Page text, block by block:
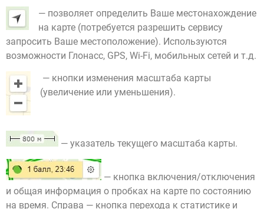
— позволяет определить Ваше местонахождение
на карте (потребуется разрешить сервису
запросить Ваше местоположение). Используются
возможности Глонасс, GPS, Wi-Fi, мобильных сетей и т.д.
— кнопки изменения масштаба карты
(увеличение или уменьшения).
— указатель текущего масштаба карты.
— кнопка включения/отключения
и общая информация о пробках на карте по состоянию
на время. Справа — кнопка перехода к статистике и